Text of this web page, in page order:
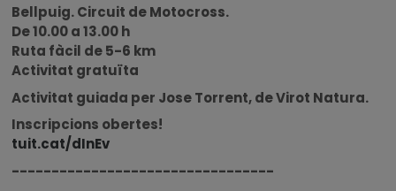
Bellpuig. Circuit de Motocross.
De 10.00 a 13.00 h
Ruta fàcil de 5-6 km
Activitat gratuïta
Activitat guiada per Jose Torrent, de Virot Natura.
Inscripcions obertes!
tuit.cat/dInEv
---------------------------------